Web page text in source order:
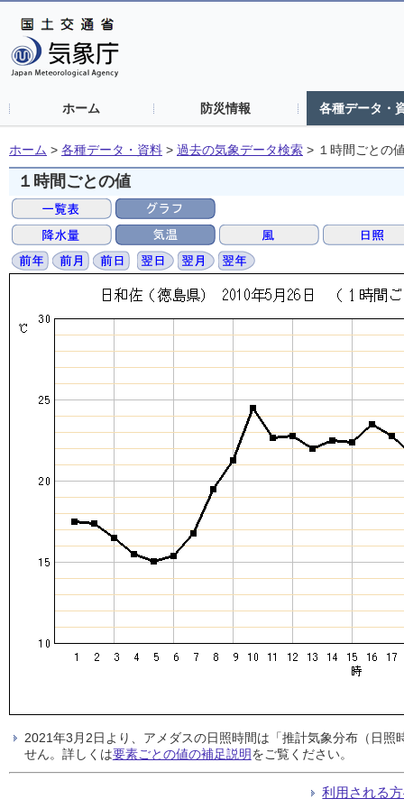
ホーム 防災情報 各種データ・
ホーム > 各種データ・資料 > 過去の気象データ検索 > １時間ごとの
１時間ごとの値
2021年3月2日より、アメダスの日照時間は「推計気象分布（日
せん。詳しくは要素ごとの値の補足説明をご覧ください。
利用される